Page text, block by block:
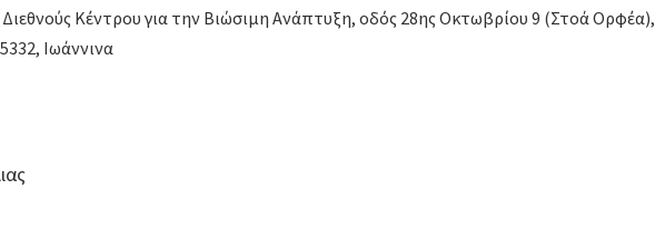
Κέντρου για την Βιώσιμη Ανάπτυξη, οδός 28ης Οκτωβρίου 9 (Στοά Ορφέα),
Ιωάννινα